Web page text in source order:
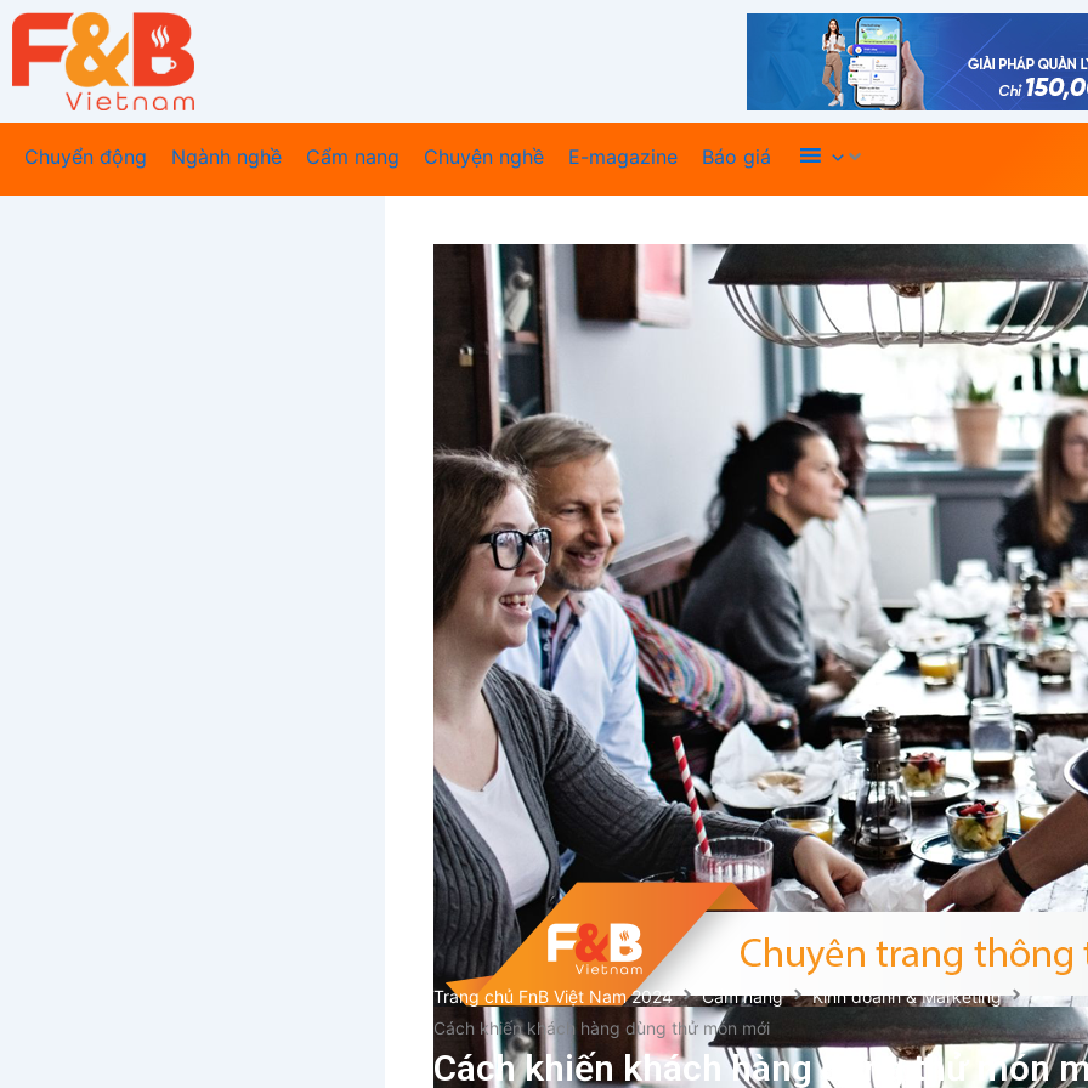
Nhảy
Chuyển động
Ngành nghề Cẩm nang Chuyện nghề E-magazine Báo giá Xem thêm
Trang chủ FnB Việt Nam 2024 Cẩm nang
Kinh doanh & Marketing
Cách khiến khách hàng dùng thử món mới
Cách khiến khách hàng dùng thử món